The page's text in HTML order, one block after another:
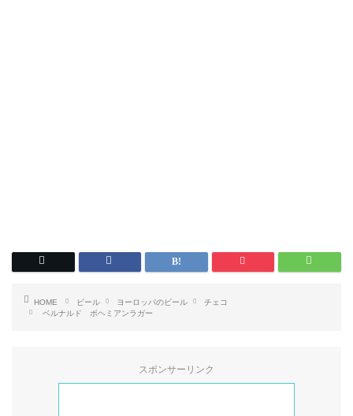
HOME ビール ヨーロッパのビール
チェコ
ベルナルド ボヘミアンラガー
スポンサーリンク